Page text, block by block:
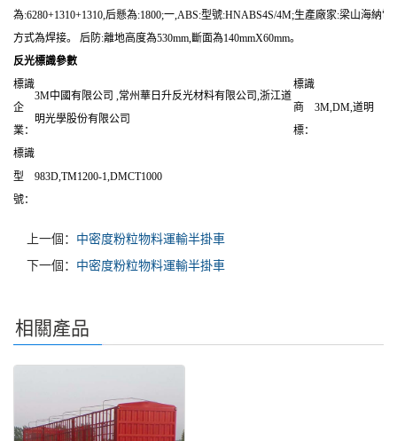
為:6280+1310+1310,后懸為:1800;一,ABS:型號:HNABS4S/4M;生產廠家:梁山海納
方式為焊接。 后防:離地高度為530mm,斷面為140mmX60mm。
反光標識參數
標識
企
業：
3M中國有限公司 ,常州華日升反光材料有限公司,浙江道
明光學股份有限公司
標識
商
標：
3M,DM,道明
標識
型
號：
983D,TM1200-1,DMCT1000
上一個： 中密度粉粒物料運輸半掛車
下一個： 中密度粉粒物料運輸半掛車
相關產品